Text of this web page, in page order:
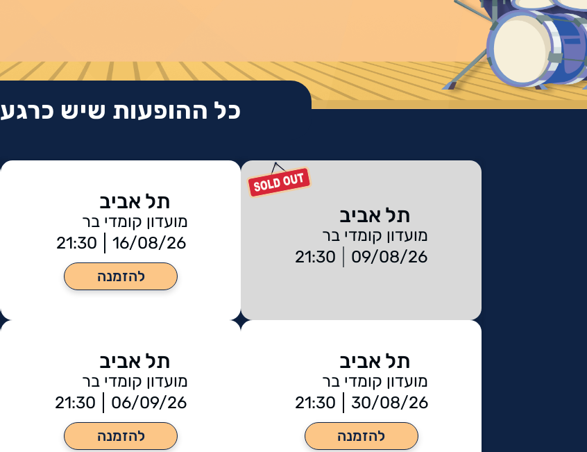
כל ההופעות שיש כרגע
תל אביב
מועדון קומדי בר
09/08/26
21:30
תל אביב
מועדון קומדי בר
16/08/26
21:30
להזמנה
תל אביב
מועדון קומדי בר
30/08/26
21:30
להזמנה
תל אביב
מועדון קומדי בר
06/09/26
21:30
להזמנה